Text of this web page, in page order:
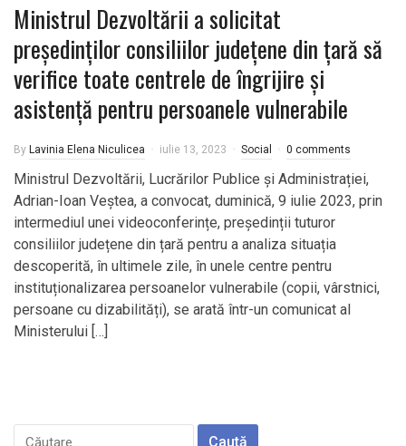
Ministrul Dezvoltării a solicitat
președinților consiliilor județene din țară să
verifice toate centrele de îngrijire și
asistență pentru persoanele vulnerabile
By Lavinia Elena Niculicea iulie 13, 2023 Social 0 comments
Ministrul Dezvoltării, Lucrărilor Publice și Administrației,
Adrian-Ioan Veștea, a convocat, duminică, 9 iulie 2023, prin
intermediul unei videoconferințe, președinții tuturor
consiliilor județene din țară pentru a analiza situația
descoperită, în ultimele zile, în unele centre pentru
instituționalizarea persoanelor vulnerabile (copii, vârstnici,
persoane cu dizabilități), se arată într-un comunicat al
Ministerului […]
Caută